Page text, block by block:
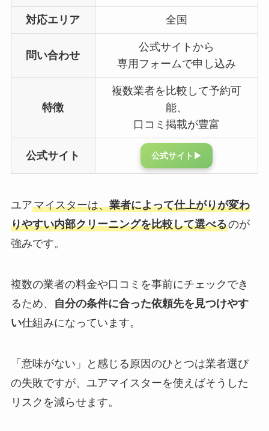
対応エリア 全国
問い合わせ
公式サイトから
専用フォームで申し込み
特徴
複数業者を比較して予約可
能、
口コミ掲載が豊富
公式サイト 公式サイト▶︎
ユアマイスターは、業者によって仕上がりが変わ
りやすい内部クリーニングを比較して選べるのが
強みです。
複数の業者の料金や口コミを事前にチェックでき
るため、
自分の条件に合った依頼先を見つけやす
い仕組みになっています。
「意味がない」と感じる原因のひとつは業者選び
の失敗ですが、ユアマイスターを使えばそうした
リスクを減らせます。